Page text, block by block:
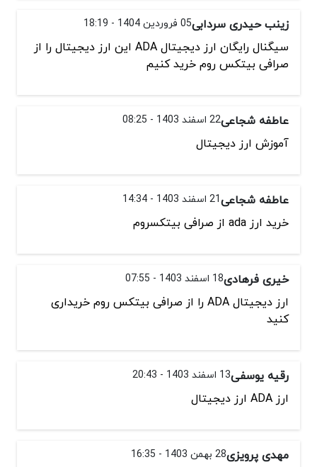
زینب حیدری سردابی05 فروردین 1404 - 18:19
سیگنال رایگان ارز دیجیتال ADA این ارز دیجیتال را از
صرافی بیتکس روم خرید کنیم
عاطفه شجاعی22 اسفند 1403 - 08:25
آموزش ارز دیجیتال
عاطفه شجاعی21 اسفند 1403 - 14:34
خرید ارز ada از صرافی بیتکسروم
خیری فرهادی18 اسفند 1403 - 07:55
ارز دیجیتال ADA را از صرافی بیتکس روم خریداری
کنید
رقیه یوسفی13 اسفند 1403 - 20:43
ارز ADA ارز دیجیتال
مهدی پرویزی28 بهمن 1403 - 16:35